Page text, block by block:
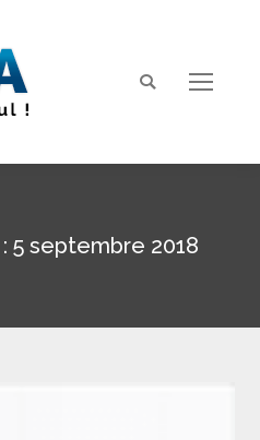
Search:
5 septembre 2018